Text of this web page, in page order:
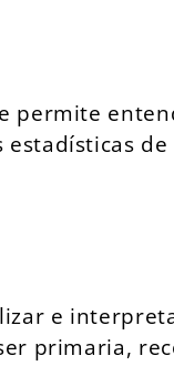
permite
e
primaria,